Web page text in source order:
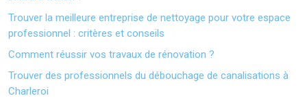
Trouver la meilleure entreprise de nettoyage pour votre espace
professionnel : critères et conseils
Comment réussir vos travaux de rénovation ?
Trouver des professionnels du débouchage de canalisations à
Charleroi